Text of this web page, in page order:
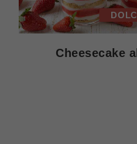
Cheesecake